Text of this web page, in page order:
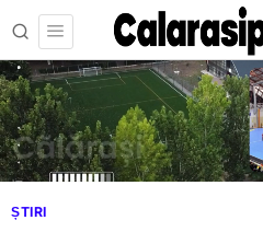
ȘTIRI